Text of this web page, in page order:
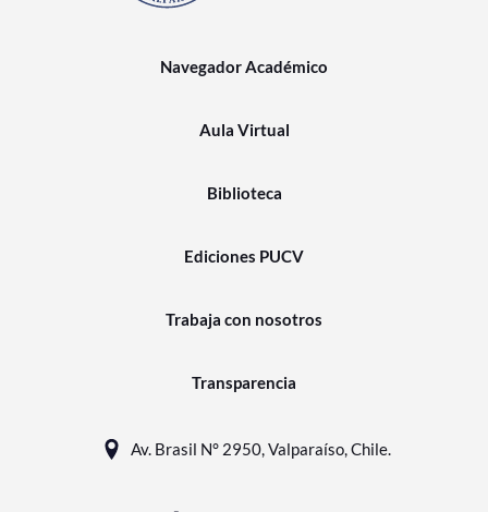
Navegador Académico
Aula Virtual
Biblioteca
Ediciones PUCV
Trabaja con nosotros
Transparencia
Av. Brasil N° 2950, Valparaíso, Chile.